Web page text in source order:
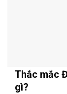
Thắc mắc
gì?